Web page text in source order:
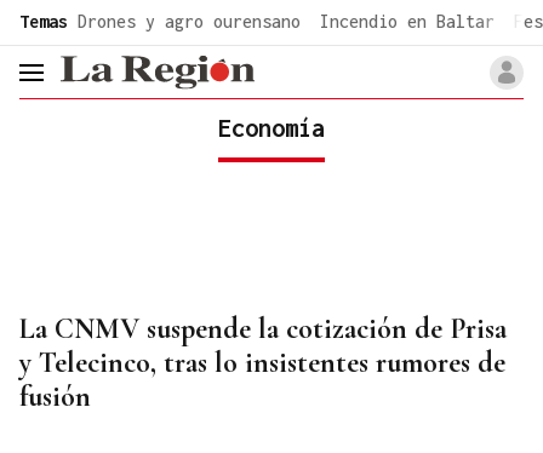
Temas Drones y agro ourensano Incendio en Baltar
header.menu.open
Economía
La CNMV suspende la cotización de Prisa
y Telecinco, tras lo insistentes rumores de
fusión